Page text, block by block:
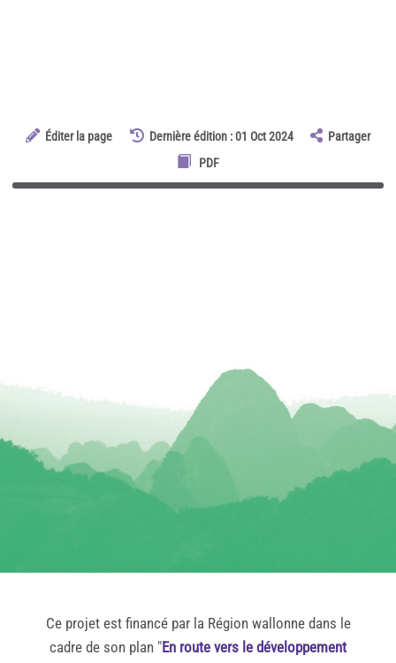
Éditer la page Dernière édition : 01 Oct 2024
Partager
PDF
Ce projet est financé par la Région wallonne dans le
cadre de son plan "En route vers le développement